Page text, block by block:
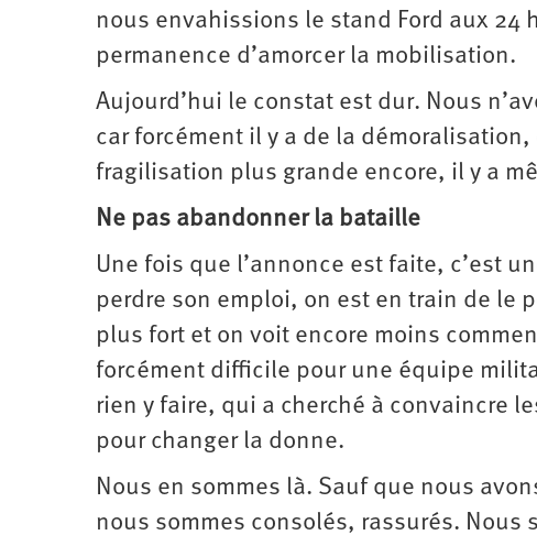
nous envahissions le stand Ford aux 24
permanence d’amorcer la mobilisation.
Aujourd’hui le constat est dur. Nous
car forcément il y a de la
fragilisation plus grande encore, il y a
Ne pas abandonner la bataille
Une fois que l’annonce est faite, c’est
perdre son emploi, on est en train de le
plus fort et on voit encore moins
forcément difficile pour une équipe
rien y faire, qui a cherché à convaincre
pour changer la donne.
Nous en sommes là. Sauf que nous
nous sommes consolés, rassurés.